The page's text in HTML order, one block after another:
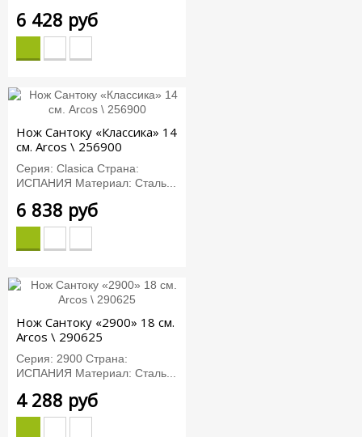
6 428 руб
Нож Сантоку «Классика» 14
см. Arcos \ 256900
Серия: Clasica Страна:
ИСПАНИЯ Материал: Сталь...
6 838 руб
Нож Сантоку «2900» 18 см.
Arcos \ 290625
Серия: 2900 Страна:
ИСПАНИЯ Материал: Сталь...
4 288 руб